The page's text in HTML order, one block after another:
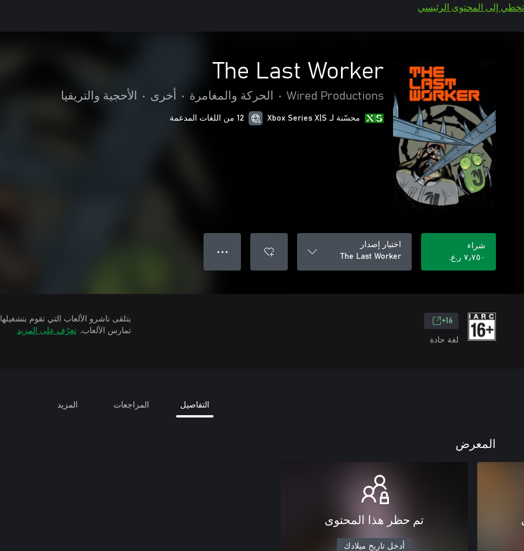
تخطي إلى المحتوى الرئيسي
The Last Worker
Wired Productions
• الحركة والمغامرة • أخرى • الأحجية والتريفيا
محسّنة لـ Xbox Series X|S 12 من اللغات المدعمة
شراء
٧٫٧٥٠ ر.ع.‏
اختيار إصدار
The Last Worker
● ● ●
16+
لغة حادة
تمارس الألعاب. تعرّف على المزيد
التفاصيل المراجعات المزيد
المعرض
تم حظر هذا المحتوى
أدخل تاريخ ميلادك